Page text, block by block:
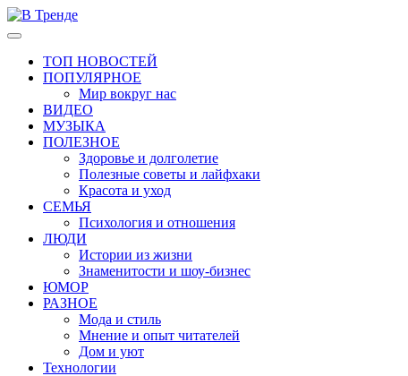
Перейти
к
Основное
ТОП НОВОСТЕЙ
ПОПУЛЯРНОЕ
Мир вокруг нас
ВИДЕО
МУЗЫКА
ПОЛЕЗНОЕ
Здоровье и долголетие
Полезные советы и лайфхаки
Красота и уход
СЕМЬЯ
Психология и отношения
ЛЮДИ
Истории из жизни
Знаменитости и шоу-бизнес
ЮМОР
РАЗНОЕ
Мода и стиль
Мнение и опыт читателей
Дом и уют
Технологии